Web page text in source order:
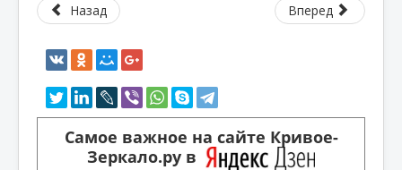
Назад Вперед
Самое важное на сайте Кривое-
Зеркало.ру в